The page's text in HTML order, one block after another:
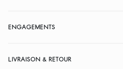
ENGAGEMENTS
LIVRAISON & RETOUR